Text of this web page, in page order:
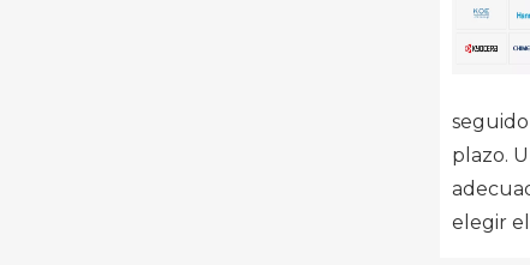
plazo.
elegir